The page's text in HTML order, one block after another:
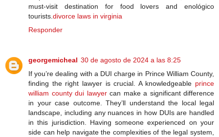
must-visit destination for food lovers and enológico
tourists.divorce laws in virginia
Responder
georgemicheal 30 de agosto de 2024 a las 8:25
If you’re dealing with a DUI charge in Prince William County,
finding the right lawyer is crucial. A knowledgeable prince
william county dui lawyercan make a significant difference
in your case outcome. They’ll understand the local legal
landscape, including any nuances in how DUIs are handled
in this jurisdiction. Having someone experienced on your
side can help navigate the complexities of the legal system,